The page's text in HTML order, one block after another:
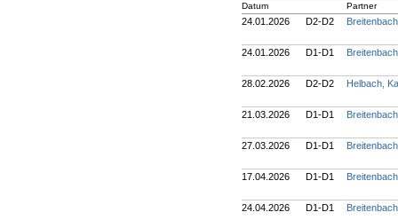
Datum Partner
24.01.2026 D2-D2
24.01.2026 D1-D1
28.02.2026 D2-D2 Helbach,
21.03.2026 D1-D1
27.03.2026 D1-D1
17.04.2026 D1-D1
24.04.2026 D1-D1